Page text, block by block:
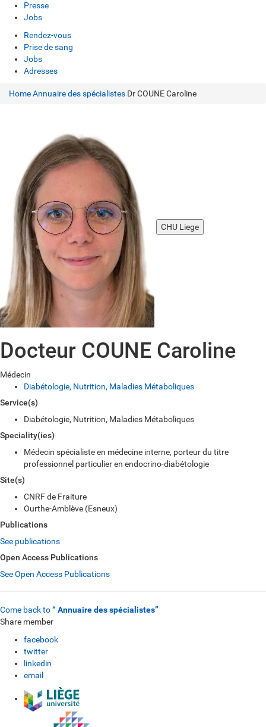
Presse
Jobs
Rendez-vous
Prise de sang
Jobs
Adresses
HomeAnnuaire des spécialistes Dr COUNE Caroline
CHU Liege
Docteur COUNE Caroline
Médecin
Diabétologie, Nutrition, Maladies Métaboliques
Service(s)
Diabétologie, Nutrition, Maladies Métaboliques
Speciality(ies)
Médecin spécialiste en médecine interne, porteur du titre
professionnel particulier en endocrino-diabétologie
Site(s)
CNRF de Fraiture
Ourthe-Amblève (Esneux)
Publications
See publications
Open Access Publications
See Open Access Publications
Come back to“ Annuaire des spécialistes”
Share member
facebook
twitter
linkedin
email